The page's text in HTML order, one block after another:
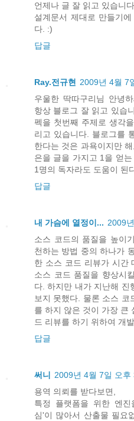
언제나 글 잘 읽고 있습니
설계문서 제대로 만들기
다. :)
답글
Ray.전규현
2009년 4월 7
우울한 딱따구리님 안녕
항상 블로그 잘 읽고 있습
펙을 첫번째 주제로 생각
리고 있습니다. 블로그를
한다는 것은 과욕이지만
은을 글을 가지고 1을 얻
1명의 독자라도 도움이 된
답글
내 가슴에 열정이... 2009
소스 코드의 품질을 높이
천하는 방법 중의 하나가
한 소스 코드 리뷰가 시간
소스 코드 품질을 향상시
다. 하지만 내가 지난해 진
보지 못했다. 물론 소스 코
를 하지 않은 것이 가장 큰
드 리뷰를 하기 위하여 개발
답글
써니
2009년 4월 7일 오후
용역 의뢰를 받다보면,
특정 플랫폼을 위한 엔
심'이 많아서 산출물 필요